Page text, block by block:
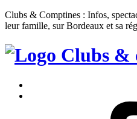
Clubs & Comptines : Infos,
leur famille, sur Bordeaux et sa
Clubs
Comptines